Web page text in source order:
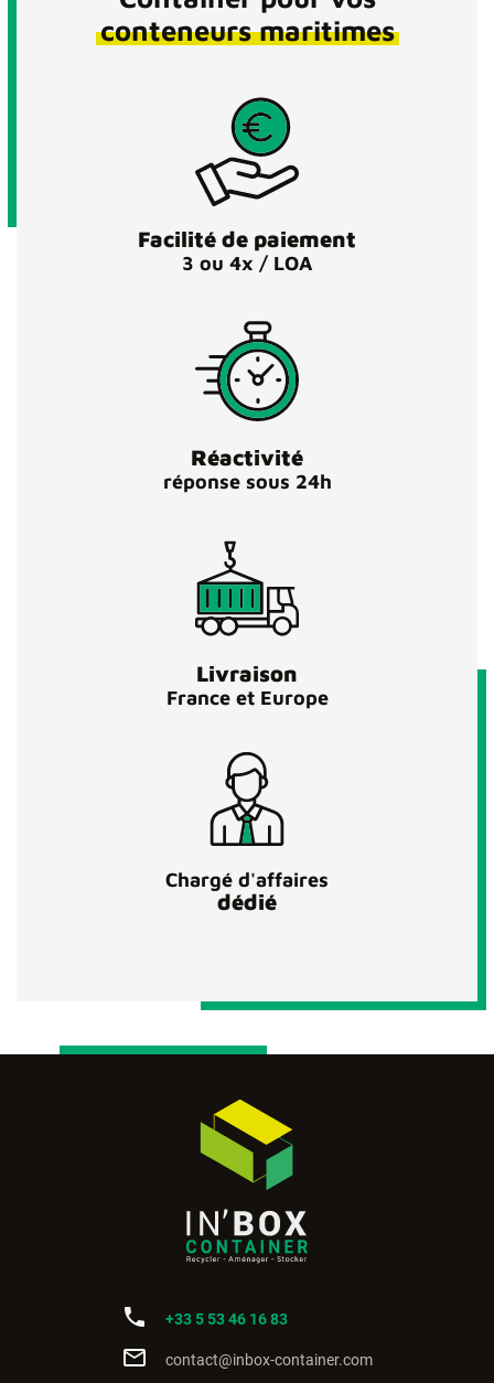
conteneurs maritimes
Facilité de paiement
3 ou 4x / LOA
Réactivité
réponse sous 24h
Livraison
France et Europe
Chargé d'affaires
dédié
phone +33 5 53 46 16 83
mail_outline contact@inbox-container.com